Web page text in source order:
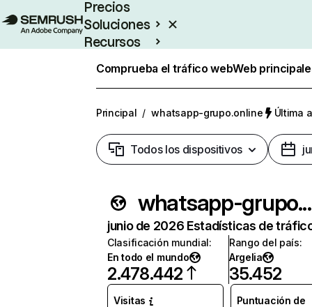
Precios
Soluciones
Recursos
Comprueba el tráfico webWeb
Principal / whatsapp-grupo.online Última
Todos los dispositivos
junio de 2026 Estadísticas de
Clasificación mundial:
En todo el mundo
2.478.442
Rango del país:
Argelia
35.452
Visitas
Puntuación de